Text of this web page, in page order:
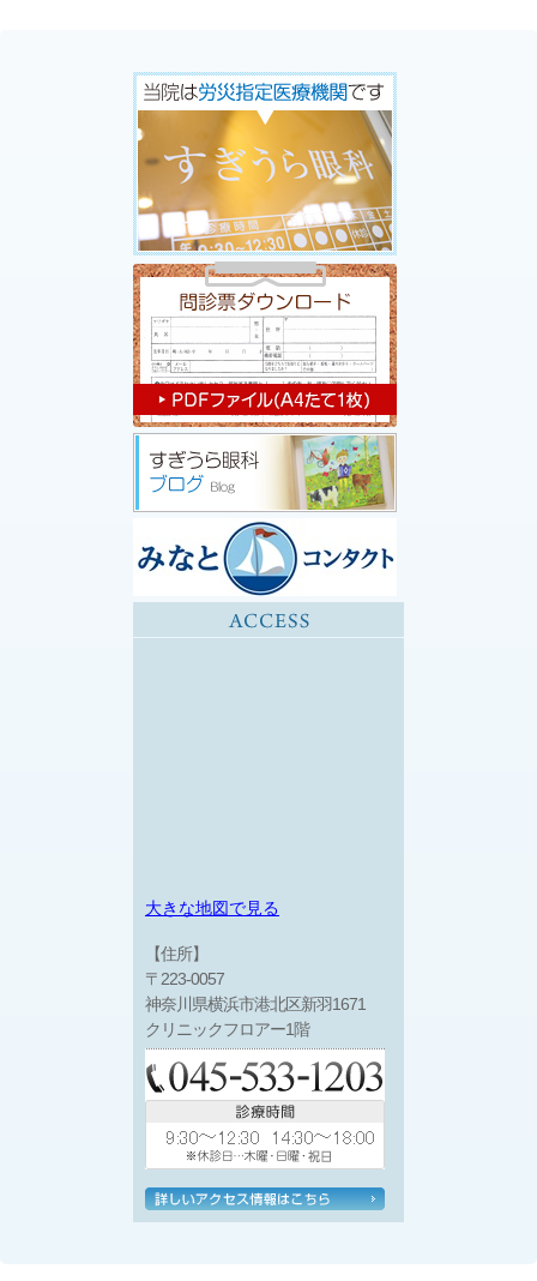
大きな地図で見る
【住所】
〒223-0057
神奈川県横浜市港北区新羽1671
クリニックフロアー1階